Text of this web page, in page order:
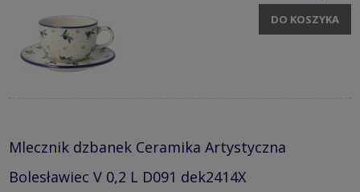
DO KOSZYKA
Mlecznik dzbanek Ceramika Artystyczna
Bolesławiec V 0,2 L D091 dek2414X